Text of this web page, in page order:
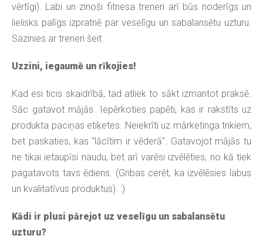
vērtīgi). Labi un zinoši fitnesa treneri arī būs noderīgs un
lielisks palīgs izpratnē par veselīgu un sabalansētu uzturu.
Sazinies ar treneri šeit
Uzzini, iegaumē un rīkojies!
Kad esi ticis skaidrībā, tad atliek to sākt izmantot praksē.
Sāc gatavot mājās. Iepērkoties papēti, kas ir rakstīts uz
produkta paciņas etiķetes. Neiekrīti uz mārketinga trikiem,
bet paskaties, kas "lācītim ir vēderā". Gatavojot mājās tu
ne tikai ietaupīsi naudu, bet arī varēsi izvēlēties, no kā tiek
pagatavots tavs ēdiens. (Gribas cerēt, ka izvēlēsies labus
un kvalitatīvus produktus). :)
Kādi ir plusi pārejot uz veselīgu un sabalansētu
uzturu?